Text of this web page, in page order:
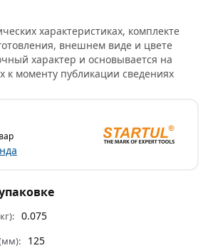
и области.
характеристиках, комплекте
внешнем виде и цвете
характер и основывается на
к моменту публикации сведениях
0.075
125